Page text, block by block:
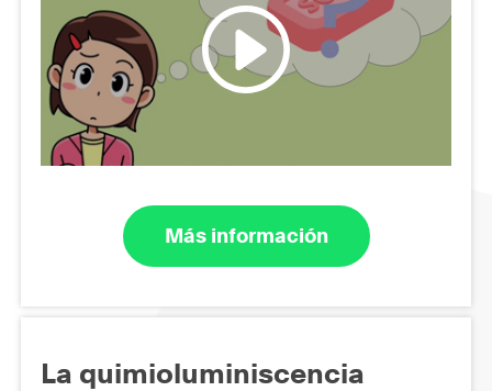
Más información
La quimioluminiscencia